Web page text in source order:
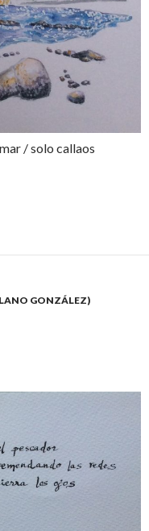
/ solo callaos
GONZÁLEZ)